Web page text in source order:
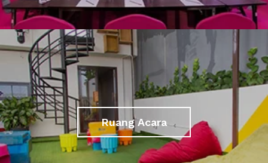
Ruang Acara